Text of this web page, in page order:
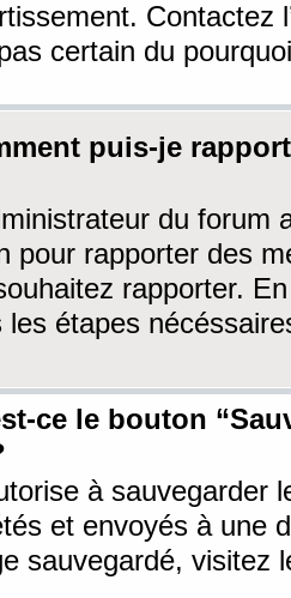
Contactez
certain du
puis-je
du forum
pour rapporter des
rapporter.
les étapes
ce le bouton
à sauvegarder
et envoyés à une
sauvegardé, visitez